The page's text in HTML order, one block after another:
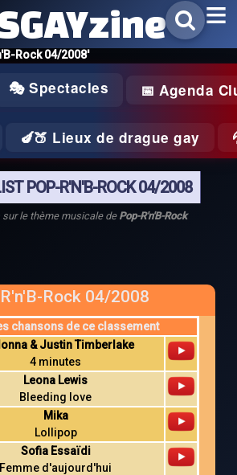
Rock 04/2008'
🎭 Spectacles 📅 Agenda
🍆🍑 Lieux de drague gay
POP-R'N'B-ROCK 04/2008
sur le thème musicale de Pop-R'n'B-Rock
Rock 04/2008
chansons de ce classement
& Justin Timberlake
4 minutes
Leona Lewis
Bleeding love
Mika
Lollipop
Sofia Essaïdi
Femme d'aujourd'hui